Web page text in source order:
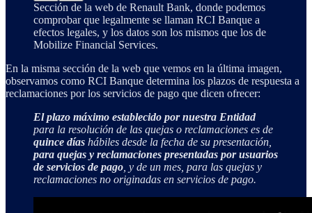
Sección de la web de Renault Bank, donde podemos
comprobar que legalmente se llaman RCI Banque a
efectos legales, y los datos son los mismos que los de
Mobilize Financial Services.
En la misma sección de la web que vemos en la última imagen,
observamos como RCI Banque determina los plazos de respuesta a
reclamaciones por los servicios de pago que dicen ofrecer:
El plazo máximo establecido por nuestra Entidad
para la resolución de las quejas o reclamaciones es de
quince días hábiles desde la fecha de su presentación,
para quejas y reclamaciones presentadas por usuarios
de servicios de pago , y de un mes, para las quejas y
reclamaciones no originadas en servicios de pago.